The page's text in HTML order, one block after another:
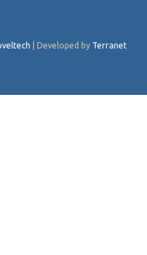
| Developed by Terranet